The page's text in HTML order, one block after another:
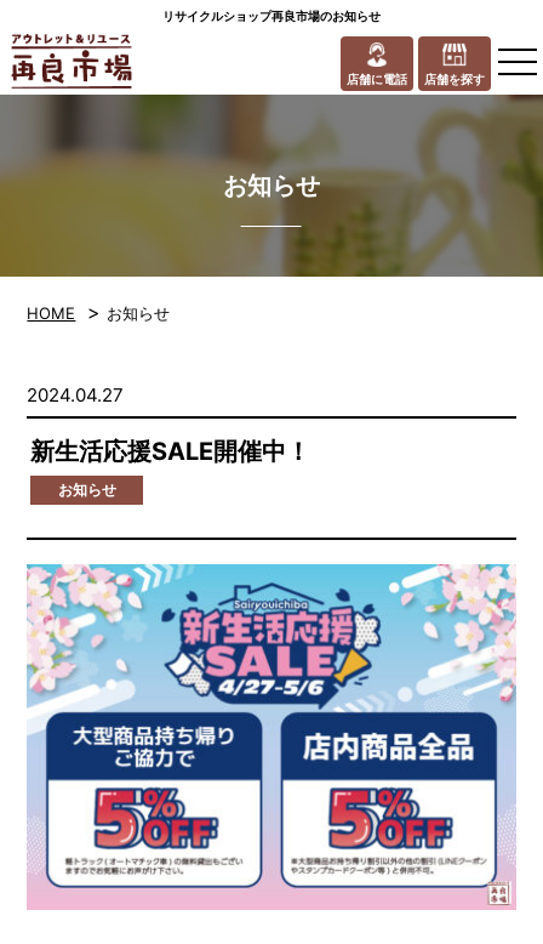
リサイクルショップ再良市場のお知らせ
店舗に電話 店舗を探す
お知らせ
HOME > お知らせ
2024.04.27
新生活応援SALE開催中！
お知らせ